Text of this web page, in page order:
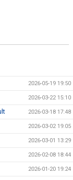
2026-05-19 19:50
2026-03-22 15:10
2026-03-18 17:48
2026-03-02 19:05
2026-03-01 13:29
2026-02-08 18:44
2026-01-20 19:24